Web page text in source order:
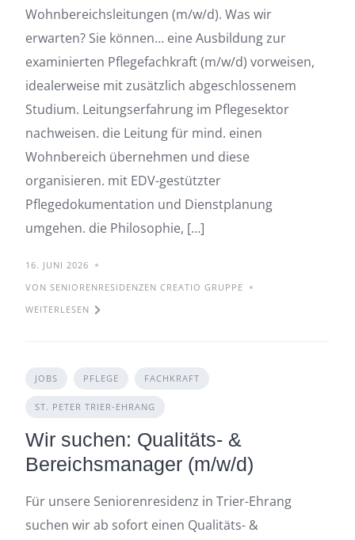
Wohnbereichsleitungen (m/w/d). Was wir
erwarten? Sie können… eine Ausbildung zur
examinierten Pflegefachkraft (m/w/d) vorweisen,
idealerweise mit zusätzlich abgeschlossenem
Studium. Leitungserfahrung im Pflegesektor
nachweisen. die Leitung für mind. einen
Wohnbereich übernehmen und diese
organisieren. mit EDV-gestützter
Pflegedokumentation und Dienstplanung
umgehen. die Philosophie, […]
16. JUNI 2026
VON SENIORENRESIDENZEN CREATIO GRUPPE
WEITERLESEN
JOBS PFLEGE FACHKRAFT
ST. PETER TRIER-EHRANG
Wir suchen: Qualitäts- &
Bereichsmanager (m/w/d)
Für unsere Seniorenresidenz in Trier-Ehrang
suchen wir ab sofort einen Qualitäts- &